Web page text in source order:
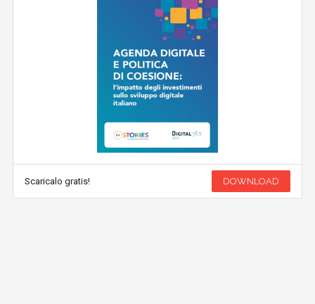
Scaricalo gratis! DOWNLOAD